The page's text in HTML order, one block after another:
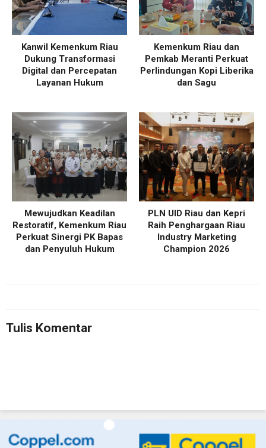
Kanwil Kemenkum Riau
Dukung Transformasi
Digital dan Percepatan
Layanan Hukum
Kemenkum Riau dan
Pemkab Meranti Perkuat
Perlindungan Kopi Liberika
dan Sagu
Mewujudkan Keadilan
Restoratif, Kemenkum Riau
Perkuat Sinergi PK Bapas
dan Penyuluh Hukum
PLN UID Riau dan Kepri
Raih Penghargaan Riau
Industry Marketing
Champion 2026
Tulis Komentar